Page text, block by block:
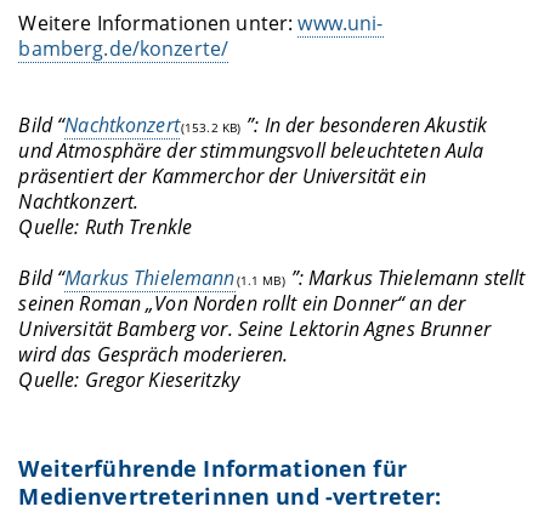
Weitere Informationen unter:www.uni-
bamberg.de/konzerte/
Bild “Nachtkonzert(153.2 KB) ”: In der besonderen Akustik
und Atmosphäre der stimmungsvoll beleuchteten Aula
präsentiert der Kammerchor der Universität ein
Nachtkonzert.
Quelle: Ruth Trenkle
Bild “Markus Thielemann(1.1 MB) ”: Markus Thielemann stellt
seinen Roman „Von Norden rollt ein Donner“ an der
Universität Bamberg vor. Seine Lektorin Agnes Brunner
wird das Gespräch moderieren.
Quelle: Gregor Kieseritzky
Weiterführende Informationen für
Medienvertreterinnen und -vertreter: